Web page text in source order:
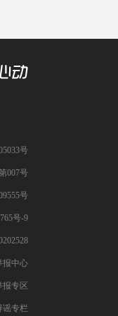
号
007号
号
号-9
报中心
报专区
谣专栏